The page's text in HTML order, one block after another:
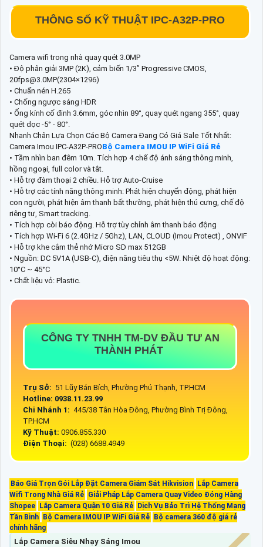
THÔNG SỐ KỸ THUẬT IPC-A32P-PRO
Camera wifi trong nhà quay quét 3.0MP
• Độ phân giải 3MP (2K), cảm biến 1/3” Progressive CMOS,
20fps@3.0MP(2304×1296)
• Chuẩn nén H.265
• Chống ngược sáng HDR
• Ống kính cố đinh 3.6mm, góc nhìn 89°, quay quét ngang 355°, quay
quét dọc -5° - 80°.
Nhanh Chân Lựa Chọn Các Bộ Camera Đang Có Giá Sale Tốt Nhất:
Camera Imou IPC-A32P-PROBộ Camera IMOU IP WiFi Giá Rẻ
• Tầm nhìn ban đêm 10m. Tích hợp 4 chế độ ánh sáng thông minh,
hồng ngoại, full color và tắt.
• Hỗ trợ đàm thoại 2 chiều. Hỗ trợ Auto-Cruise
• Hỗ trợ các tính năng thông minh: Phát hiện chuyển động, phát hiện
con người, phát hiện âm thanh bất thường, phát hiện thú cưng, chế độ
riêng tư, Smart tracking.
• Tích hợp còi báo động. Hỗ trợ tùy chỉnh âm thanh báo động
• Tích hợp Wi-Fi 6 (2.4GHz / 5Ghz), LAN, CLOUD (Imou Protect) , ONVIF
• Hỗ trợ khe cắm thẻ nhớ Micro SD max 512GB
• Nguồn: DC 5V1A (USB-C), điện năng tiêu thụ <5W. Nhiệt độ hoạt động:
10°C ~ 45°C
• Chất liệu vỏ: Plastic.
CÔNG TY TNHH TM-DV ĐẦU TƯ AN
THÀNH PHÁT
Trụ Sở: 51 Lũy Bán Bích, Phường Phú Thạnh, TP.HCM
Hotline: 0938.11.23.99
Chi Nhánh 1: 445/38 Tân Hòa Đông, Phường Bình Trị Đông,
TP.HCM
Kỹ Thuật: 0906.855.330
Điện Thoại: (028) 6688.4949
Báo Giá Trọn Gói Lắp Đặt Camera Giám Sát Hikvision
Lắp Camera
Wifi Trong Nhà Giá Rẻ Giải Pháp Lắp Camera Quay Video Đóng Hàng
Shopee
Lắp Camera Quận 10 Giá Rẻ
Dịch Vụ Bảo Trì Hệ Thống Mạng
Tần Bình
Bộ Camera IMOU IP WiFi Giá Rẻ
Bộ camera 360 độ giá rẻ
chính hãng
Lắp Camera Siêu Nhạy Sáng Imou